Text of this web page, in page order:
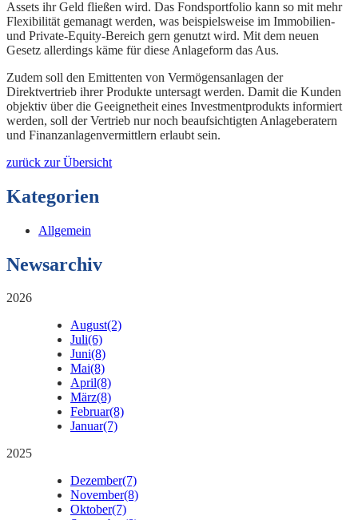
Assets ihr Geld fließen wird. Das Fondsportfolio kann so mit mehr
Flexibilität gemanagt werden, was beispielsweise im Immobilien-
und Private-Equity-Bereich gern genutzt wird. Mit dem neuen
Gesetz allerdings käme für diese Anlageform das Aus.
Zudem soll den Emittenten von Vermögensanlagen der
Direktvertrieb ihrer Produkte untersagt werden. Damit die Kunden
objektiv über die Geeignetheit eines Investmentprodukts informiert
werden, soll der Vertrieb nur noch beaufsichtigten Anlageberatern
und Finanzanlagenvermittlern erlaubt sein.
zurück zur Übersicht
Kategorien
Allgemein
Newsarchiv
2026
August(2)
Juli(6)
Juni(8)
Mai(8)
April(8)
März(8)
Februar(8)
Januar(7)
2025
Dezember(7)
November(8)
Oktober(7)